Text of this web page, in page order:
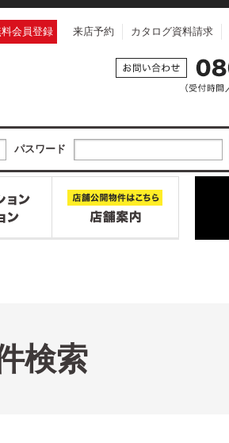
会員登録 来店予約 カタログ資料請求
パスワード
検索